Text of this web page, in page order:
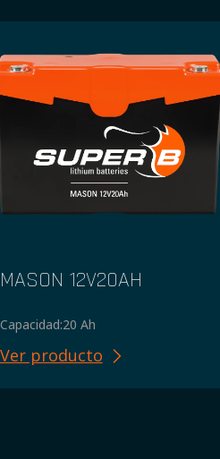
MASON 12V20AH
Capacidad:20 Ah
Ver producto